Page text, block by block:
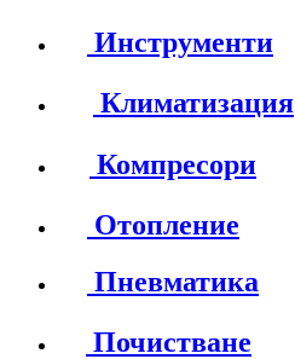
Инструменти
Климатизация
Компресори
Отопление
Пневматика
Почистване